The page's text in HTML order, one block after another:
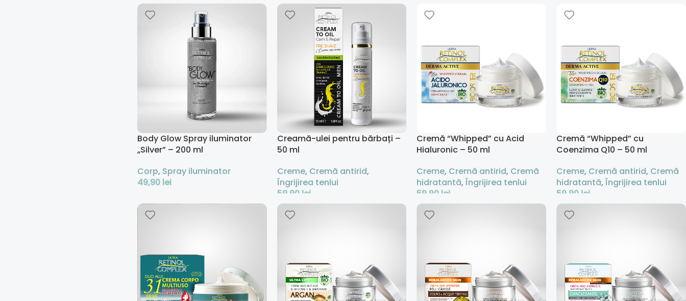
Adaugă În Coș Adaugă În Coș Adaugă În Coș
Body Glow Spray iluminator
„Silver” – 200 ml
Corp, Spray iluminator
49,90 lei
Creamă-ulei pentru bărbați –
50 ml
Creme, Cremă antirid,
Îngrijirea tenlui
59,90 lei
Adaugă În Coș
Cremă “Whipped” cu Acid
Hialuronic – 50 ml
Creme, Cremă antirid, Cremă
hidratantă,Îngrijirea tenlui
59,90 lei
Adaugă În Coș
Cremă “Whipped” cu
Coenzima Q10 – 50 ml
Creme, Cremă antirid, Cremă
hidratantă,Îngrijirea tenlui
59,90 lei
Adaugă În Coș